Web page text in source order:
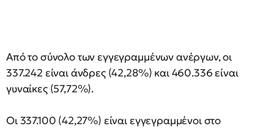
Από το σύνολο των εγγεγραμμένων ανέργων, οι
337.242 είναι άνδρες (42,28%) και 460.336 είναι
γυναίκες (57,72%).
Οι 337.100 (42,27%) είναι εγγεγραμμένοι στο